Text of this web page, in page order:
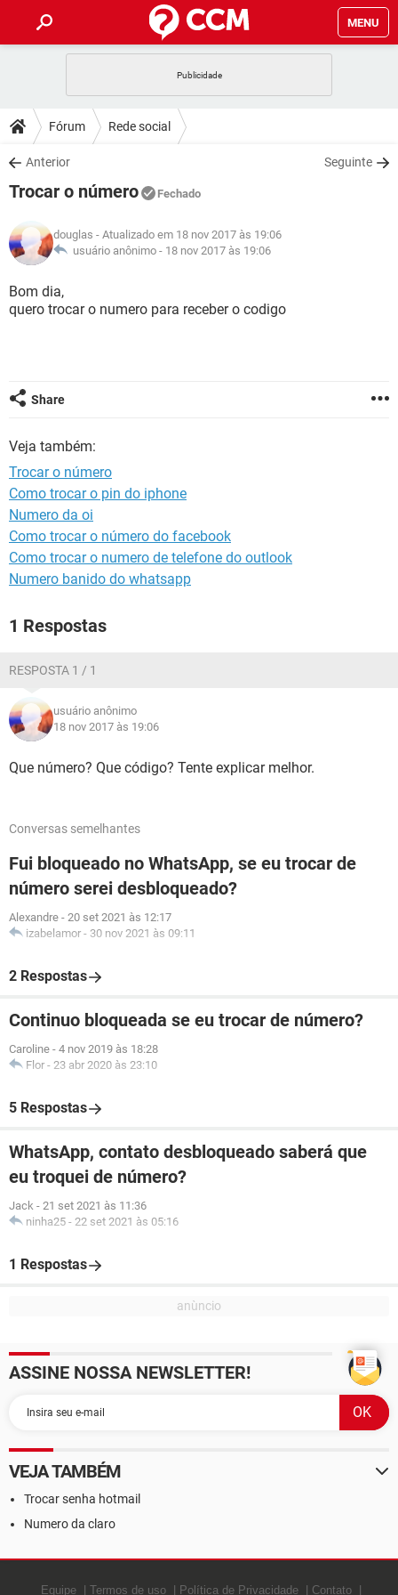
MENU
CELULAR
OUTLOOK
INSTAGRAM
DICAS
JOGOS
INSTAGRAM GMAIL
GUIA DE COMPRAS
DOWNLOADS
JOGOS
OUTLOOK EXCEL
INSTAGRAM
GUIA DE COMPRAS
JOGOS WHATSAPP
CELULAR
OUTLOOK
GLOSSÁRIO
JOGOS
CELULAR FACEBOOK
GUIA DE COMPRAS
Fórum Rede social
Anterior Seguinte
Trocar o número Fechado
douglas - Atualizado em 18 nov 2017 às 19:06
usuário anônimo - 18 nov 2017 às 19:06
Bom dia,
quero trocar o numero para receber o codigo
Share
Veja também:
Trocar o número
Como trocar o pin do iphone
Numero da oi
Como trocar o número do facebook
Como trocar o numero de telefone do outlook
Numero banido do whatsapp
1 Respostas
RESPOSTA 1 / 1
usuário anônimo
18 nov 2017 às 19:06
Que número? Que código? Tente explicar melhor.
Conversas semelhantes
Fui bloqueado no WhatsApp, se eu trocar de
número serei desbloqueado?
Alexandre - 20 set 2021 às 12:17
izabelamor - 30 nov 2021 às 09:11
2 Respostas
Continuo bloqueada se eu trocar de número?
Caroline - 4 nov 2019 às 18:28
Flor - 23 abr 2020 às 23:10
5 Respostas
WhatsApp, contato desbloqueado saberá que
eu troquei de número?
Jack - 21 set 2021 às 11:36
ninha25 - 22 set 2021 às 05:16
1 Respostas
ASSINE NOSSA NEWSLETTER!
VEJA TAMBÉM
Trocar senha hotmail
Numero da claro
Equipe Termos de uso Política de Privacidade Contato